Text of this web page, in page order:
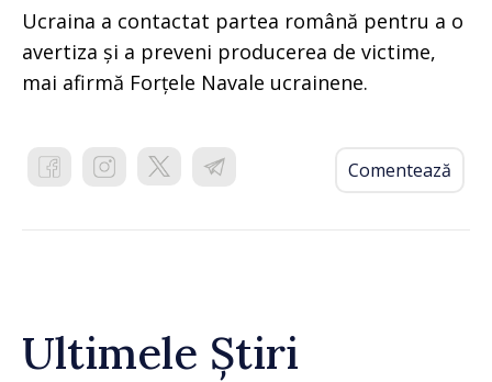
Ucraina a contactat partea română pentru a o
avertiza și a preveni producerea de victime,
mai afirmă Forțele Navale ucrainene.
Comentează
Ultimele Știri